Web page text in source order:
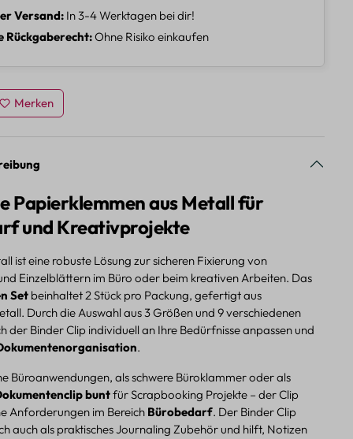
Versand In 3-4 Werktagen bei dir!
Rückgaberecht Ohne Risiko einkaufen
Merken
Papierklemmen aus Metall für
und Kreativprojekte
ist eine robuste Lösung zur sicheren Fixierung von
Einzelblättern im Büro oder beim kreativen Arbeiten. Das
Setbeinhaltet 2 Stück pro Packung, gefertigt aus
Durch die Auswahl aus 3 Größen und 9 verschiedenen
der Binder Clip individuell an Ihre Bedürfnisse anpassen und
.
Büroanwendungen, als schwere Büroklammer oder als
buntfür Scrapbooking Projekte – der Clip
Anforderungen im Bereich Bürobedarf. Der Binder Clip
auch als praktisches Journaling Zubehör und hilft, Notizen